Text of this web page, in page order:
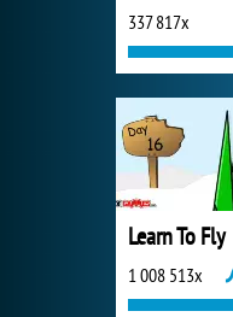
337 817x
Learn To Fly
1 008 513x